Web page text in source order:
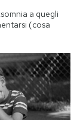
a quegli
(cosa